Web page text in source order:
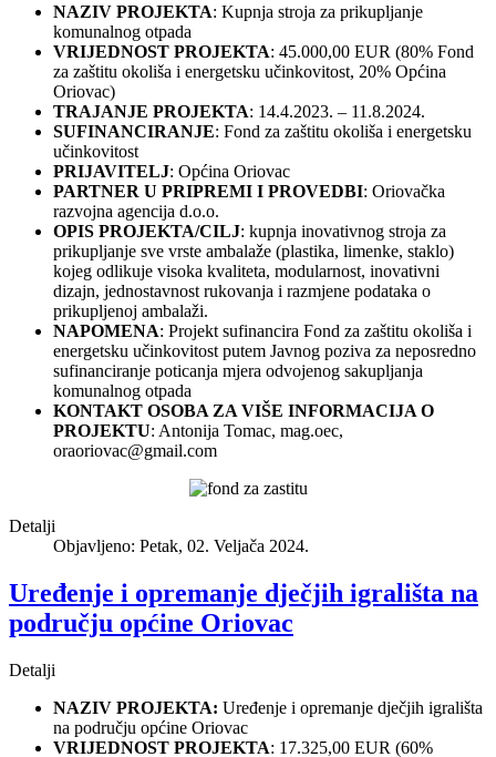
NAZIV PROJEKTA: Kupnja stroja za prikupljanje
komunalnog otpada
VRIJEDNOST PROJEKTA: 45.000,00 EUR (80% Fond
za zaštitu okoliša i energetsku učinkovitost, 20% Općina
Oriovac)
TRAJANJE PROJEKTA: 14.4.2023. – 11.8.2024.
SUFINANCIRANJE: Fond za zaštitu okoliša i energetsku
učinkovitost
PRIJAVITELJ: Općina Oriovac
PARTNER U PRIPREMI I PROVEDBI: Oriovačka
razvojna agencija d.o.o.
OPIS PROJEKTA/CILJ: kupnja inovativnog stroja za
prikupljanje sve vrste ambalaže (plastika, limenke, staklo)
kojeg odlikuje visoka kvaliteta, modularnost, inovativni
dizajn, jednostavnost rukovanja i razmjene podataka o
prikupljenoj ambalaži.
NAPOMENA: Projekt sufinancira Fond za zaštitu okoliša i
energetsku učinkovitost putem Javnog poziva za neposredno
sufinanciranje poticanja mjera odvojenog sakupljanja
komunalnog otpada
KONTAKT OSOBA ZA VIŠE INFORMACIJA O
PROJEKTU: Antonija Tomac, mag.oec,
oraoriovac@gmail.com
Detalji
Objavljeno: Petak, 02. Veljača 2024.
Uređenje i opremanje dječjih igrališta na
području općine Oriovac
Detalji
NAZIV PROJEKTA: Uređenje i opremanje dječjih igrališta
na području općine Oriovac
VRIJEDNOST PROJEKTA: 17.325,00 EUR (60%